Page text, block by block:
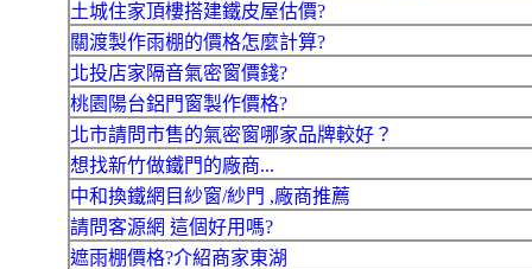
土城住家頂樓搭建鐵皮屋估價?
關渡製作雨棚的價格怎麼計算?
北投店家隔音氣密窗價錢?
桃園陽台鋁門窗製作價格?
北市請問市售的氣密窗哪家品牌較好？
想找新竹做鐵門的廠商...
中和換鐵網目紗窗/紗門 ,廠商推薦
請問客源網 這個好用嗎?
遮雨棚價格?介紹商家東湖